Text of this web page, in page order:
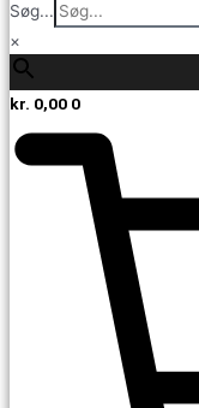
Søg...
×
kr. 0,00 0